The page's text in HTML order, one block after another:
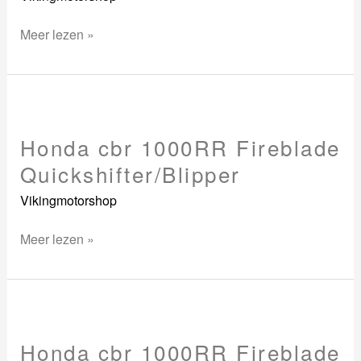
Meer lezen »
Honda cbr 1000RR Fireblade
Quickshifter/Blipper
Vikingmotorshop
1000RR
Fireblade
Quickshifter/Blipper
Meer lezen »
Honda cbr 1000RR Fireblade
1000RR